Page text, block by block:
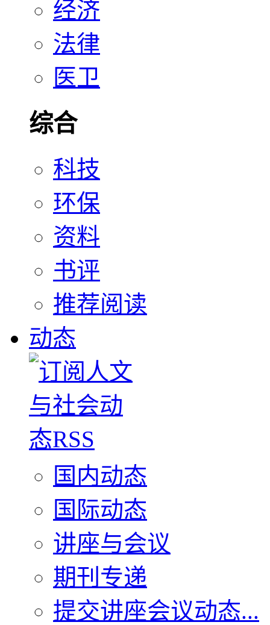
经济
法律
医卫
综合
科技
环保
资料
书评
推荐阅读
动态
国内动态
国际动态
讲座与会议
期刊专递
提交讲座会议动态...